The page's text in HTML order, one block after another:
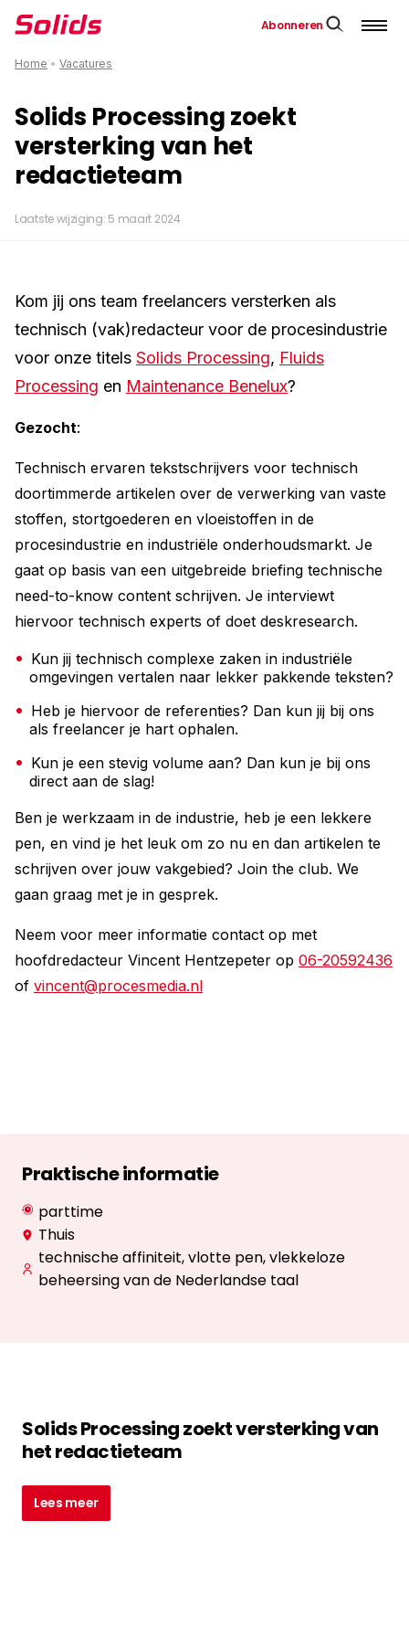
Abonneren
Home • Vacatures
Solids Processing zoekt
versterking van het
redactieteam
Laatste wijziging: 5 maart 2024
Kom jij ons team freelancers versterken als
technisch (vak)redacteur voor de procesindustrie
voor onze titels Solids Processing, Fluids
Processing en Maintenance Benelux?
Gezocht:
Technisch ervaren tekstschrijvers voor technisch
doortimmerde artikelen over de verwerking van vaste
stoffen, stortgoederen en vloeistoffen in de
procesindustrie en industriële onderhoudsmarkt. Je
gaat op basis van een uitgebreide briefing technische
need-to-know content schrijven. Je interviewt
hiervoor technisch experts of doet deskresearch.
Kun jij technisch complexe zaken in industriële
omgevingen vertalen naar lekker pakkende teksten?
Heb je hiervoor de referenties? Dan kun jij bij ons
als freelancer je hart ophalen.
Kun je een stevig volume aan? Dan kun je bij ons
direct aan de slag!
Ben je werkzaam in de industrie, heb je een lekkere
pen, en vind je het leuk om zo nu en dan artikelen te
schrijven over jouw vakgebied? Join the club. We
gaan graag met je in gesprek.
Neem voor meer informatie contact op met
hoofdredacteur Vincent Hentzepeter op 06-20592436
of vincent@procesmedia.nl
Praktische informatie
parttime
Thuis
technische affiniteit, vlotte pen, vlekkeloze
beheersing van de Nederlandse taal
Solids Processing zoekt versterking van
het redactieteam
Lees meer